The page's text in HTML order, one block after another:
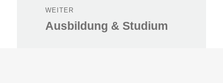
WEITER
Nächster
Ausbildung & Studium